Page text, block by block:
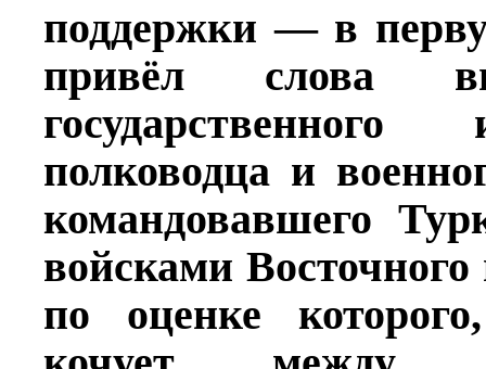
поддержки — в
привёл слова
полководца и
командовавшего
войсками
по оценке